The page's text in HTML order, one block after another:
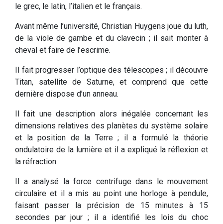
le grec, le latin, l’italien et le français.
Avant même l’université, Christian Huygens joue du luth,
de la viole de gambe et du clavecin ; il sait monter à
cheval et faire de l’escrime.
Il fait progresser l’optique des télescopes ; il découvre
Titan, satellite de Saturne, et comprend que cette
dernière dispose d’un anneau.
Il fait une description alors inégalée concernant les
dimensions relatives des planètes du système solaire
et la position de la Terre ; il a formulé la théorie
ondulatoire de la lumière et il a expliqué la réflexion et
la réfraction.
Il a analysé la force centrifuge dans le mouvement
circulaire et il a mis au point une horloge à pendule,
faisant passer la précision de 15 minutes à 15
secondes par jour ; il a identifié les lois du choc